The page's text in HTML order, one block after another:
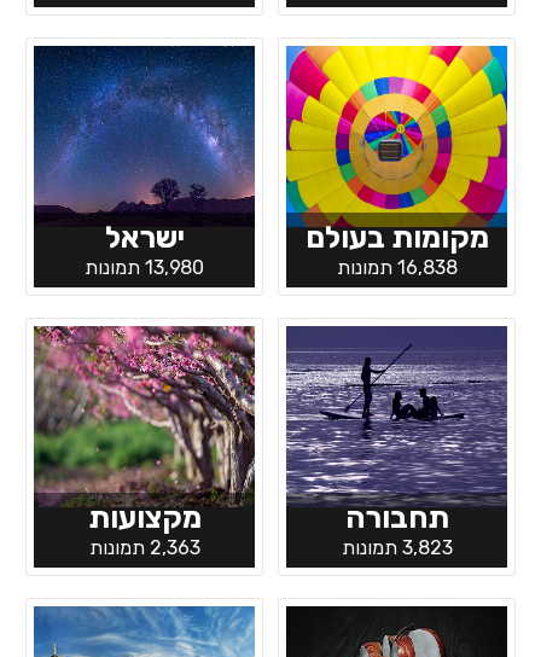
מקומות בעולם
16,838 תמונות
ישראל
13,980 תמונות
תחבורה
3,823 תמונות
מקצועות
2,363 תמונות